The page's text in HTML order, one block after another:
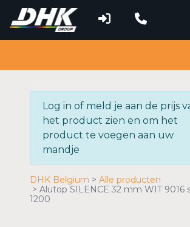
Log in of meld je aan de prijs
het product zien en om het
product te voegen aan uw
mandje
DHK Belgium
Alle producten
Alutop SILENCE 32 mm WIT 9016
1200